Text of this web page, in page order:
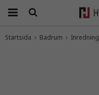
Startsida Badrum Inredning